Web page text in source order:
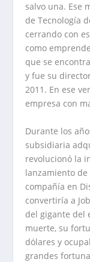
salvo una. Ese
de Tecnología
cerrando con
como
que se
y fue su
2011. En ese
empresa con
Durante los
subsidiaria
revolucionó la
lanzamiento de
compañía en
convertiría a
del gigante del
muerte, su
dólares y
grandes